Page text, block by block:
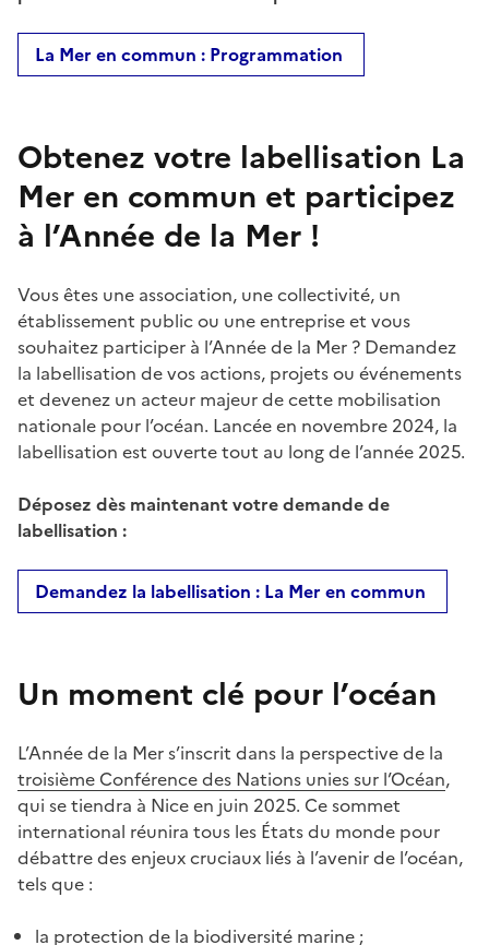
La Mer en commun : Programmation
Obtenez votre labellisation La
Mer en commun et participez
à l’Année de la Mer !
Vous êtes une association, une collectivité, un
établissement public ou une entreprise et vous
souhaitez participer à l’Année de la Mer ? Demandez
la labellisation de vos actions, projets ou événements
et devenez un acteur majeur de cette mobilisation
nationale pour l’océan. Lancée en novembre 2024, la
labellisation est ouverte tout au long de l’année 2025.
Déposez dès maintenant votre demande de
labellisation :
Demandez la labellisation : La Mer en commun
Un moment clé pour l’océan
L’Année de la Mer s’inscrit dans la perspective de la
troisième Conférence des Nations unies sur l’Océan,
qui se tiendra à Nice en juin 2025. Ce sommet
international réunira tous les États du monde pour
débattre des enjeux cruciaux liés à l’avenir de l’océan,
tels que :
la protection de la biodiversité marine ;